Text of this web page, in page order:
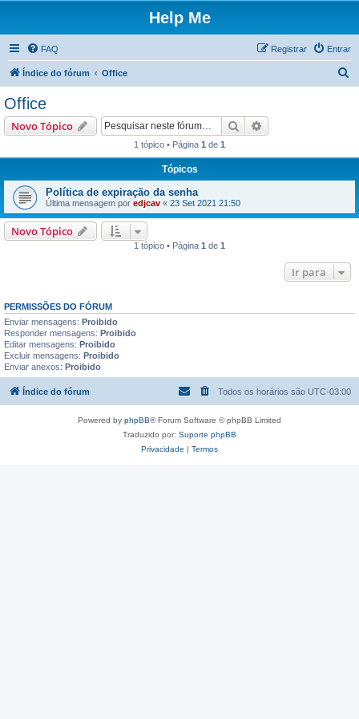
Help Me
FAQ Entrar
Registrar
Índice do fórum Office
Office
Novo Tópico Pesquisar
1 tópico • Página 1 de 1
Tópicos
Política de expiração da senha
Última mensagem por edjcav « 23 Set 2021 21:50
Novo Tópico
1 tópico • Página 1 de 1
Ir para
PERMISSÕES DO FÓRUM
Enviar mensagens: Proibido
Responder mensagens: Proibido
Editar mensagens: Proibido
Excluir mensagens: Proibido
Enviar anexos: Proibido
Índice do fórum Todos os horários são UTC-03:00
Powered by phpBB® Forum Software © phpBB Limited
Traduzido por: Suporte phpBB
Privacidade | Termos